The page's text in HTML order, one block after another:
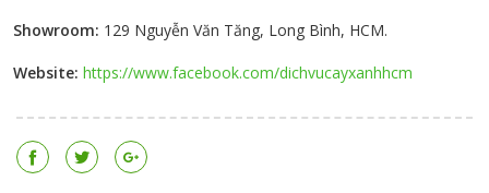
Showroom: 129 Nguyễn Văn Tăng, Long Bình, HCM.
Website: https://www.facebook.com/dichvucayxanhhcm